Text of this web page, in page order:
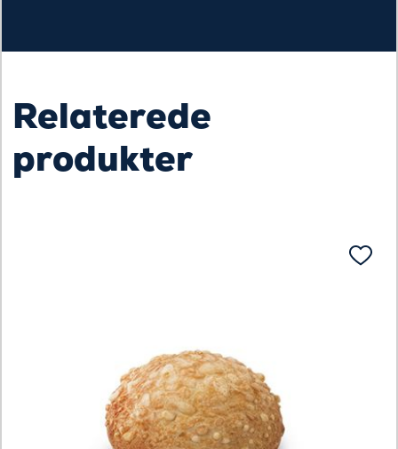
Relaterede
produkter